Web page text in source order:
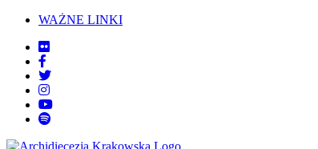
WAŻNE LINKI